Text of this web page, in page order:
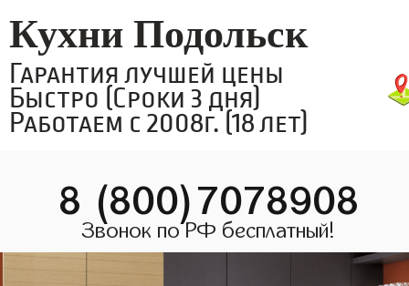
Кухни Подольск
Гарантия лучшей цены
Быстро (Сроки 3 дня)
Работаем с 2008г. (18 лет)
8 (800)7078908
Звонок по РФ бесплатный!